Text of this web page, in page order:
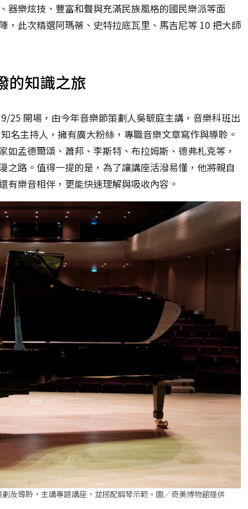
器樂炫技、豐富和聲與充滿民族風格的國民樂派等面
，此次精選阿瑪蒂、史特拉底瓦里、馬吉尼等 10 把大師
的知識之旅
25 開場，由今年音樂節策劃人吳毓庭主講，音樂科班出
名主持人，擁有廣大粉絲，專職音樂文章寫作與導聆。
孟德爾頌、蕭邦、李斯特、布拉姆斯、德弗札克等，
之路。值得一提的是，為了讓講座活潑易懂，他將親自
有樂音相伴，更能快速理解與吸收內容。
及導聆，主講專題講座，並搭配鋼琴示範。圖／奇美博物館提供